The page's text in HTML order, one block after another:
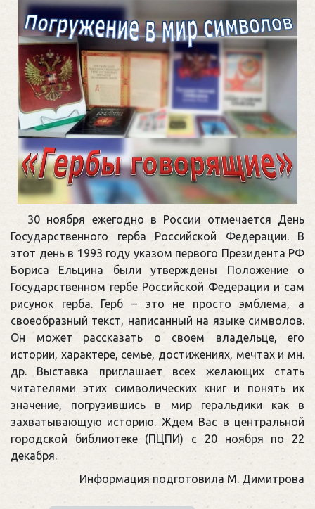
30 ноября ежегодно в России отмечается День
Государственного герба Российской Федерации. В
этот день в 1993 году указом первого Президента РФ
Бориса Ельцина были утверждены Положение о
Государственном гербе Российской Федерации и сам
рисунок герба. Герб – это не просто эмблема, а
своеобразный текст, написанный на языке символов.
Он может рассказать о своем владельце, его
истории, характере, семье, достижениях, мечтах и мн.
др. Выставка приглашает всех желающих стать
читателями этих символических книг и понять их
значение, погрузившись в мир геральдики как в
захватывающую историю. Ждем Вас в центральной
городской библиотеке (ПЦПИ) с 20 ноября по 22
декабря.
Информация подготовила М. Димитрова